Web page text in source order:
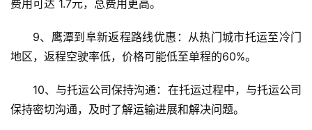
费用可达 1.7元，总费用更高。
9、鹰潭到阜新返程路线优惠：从热门城市托运至冷门
地区，返程空驶率低，价格可能低至单程的60%。
10、与托运公司保持沟通：在托运过程中，与托运公司
保持密切沟通，及时了解运输进展和解决问题。